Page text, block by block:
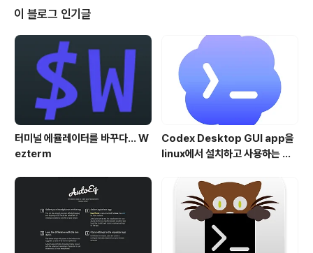
1.6GHz 8세대 i5 에서 1.1GHz 10세대 i5 로 변경했습니
다. 기존에는 일반형과 고급형의 프로세서가 동일했다는
점과 비교해 보면 이번 업그레이드에서는 차이를 둔 점을
알 수 있습니다. 저장용량은 이전 모델 대비 각각 2배씩 증
가하여, 256GB, 512GB로 올라갔고.. 기타 다른..
이 블로그 인기글
터미널 에뮬레이터를 바꾸다... W
ezterm
Codex Desktop GUI app을
linux에서 설치하고 사용하는 방